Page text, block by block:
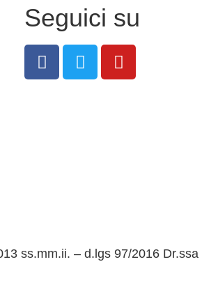
Seguici su
ss.mm.ii. – d.lgs 97/2016 Dr.ssa